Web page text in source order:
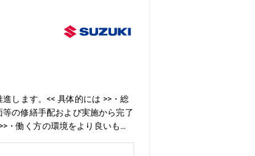
します。<< 具体的には >>・総
の修繕手配および実施から完了
く方の環境をより良いもの
ことができる職場環境を作